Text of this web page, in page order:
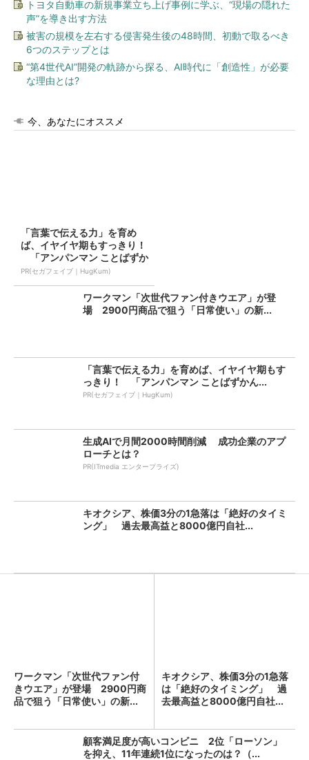
トヨタ自動車の新規事業立ち上げ事例に学ぶ、“現場の隠れた
声”を導き出す方法
被害の規模を左右する侵害発生後の48時間、初動で取るべき
6つのステップとは
“第4世代AI”開発の軌跡から探る、AI時代に「創造性」が必要
な理由とは?
今、あなたにオススメ
「言葉で伝える力」を育め
ば、イヤイヤ期もすっきり！
「アンパンマン ことばずか
ん...
PR(セガフェイブ｜HugKum)
ワークマン「次世代ファン付きウエア」が登
場 2900円商品で狙う「日常使い」の新...
「言葉で伝える力」を育めば、イヤイヤ期もす
っきり！ 「アンパンマン ことばずかん...
PR(セガフェイブ｜HugKum)
生成AIで月間2000時間削減 成功企業のアプ
ローチとは？
PR(ITmedia エンタープライズ)
キオクシア、株価3分の1急落は「絶好のタイミ
ング」 過去最高益と8000億円自社...
ワークマン「次世代ファン付
きウエア」が登場 2900円商
品で狙う「日常使い」の新...
キオクシア、株価3分の1急落
は「絶好のタイミング」 過
去最高益と8000億円自社...
顧客満足度が高いコンビニ 2位「ローソン」
を抑え、11年連続1位になったのは？（...